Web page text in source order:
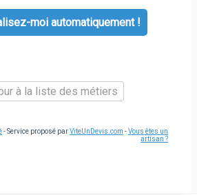
moi automatiquement !
à la liste des métiers
- Service proposé parViteUnDevis.com -Vous êtes un
artisan ?